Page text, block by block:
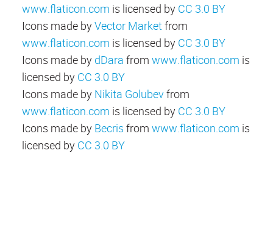
www.flaticon.com is licensed by CC 3.0 BY
Icons made byVector Marketfrom
www.flaticon.com is licensed by CC 3.0 BY
Icons made by dDara from www.flaticon.com is
licensed by CC 3.0 BY
Icons made by Nikita Golubevfrom
www.flaticon.com is licensed by CC 3.0 BY
Icons made by Becris from www.flaticon.com is
licensed by CC 3.0 BY